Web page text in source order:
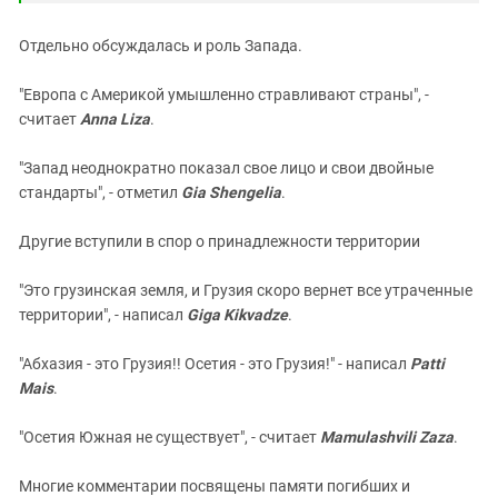
Отдельно обсуждалась и роль Запада.
"Европа с Америкой умышленно стравливают страны", -
считает Anna Liza.
"Запад неоднократно показал свое лицо и свои двойные
стандарты", - отметил Gia Shengelia.
Другие вступили в спор о принадлежности территории
"Это грузинская земля, и Грузия скоро вернет все утраченные
территории", - написал Giga Kikvadze.
"Абхазия - это Грузия!! Осетия - это Грузия!" - написал Patti
Mais.
"Осетия Южная не существует", - считает Mamulashvili Zaza.
Многие комментарии посвящены памяти погибших и